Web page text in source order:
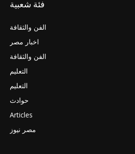
فئة شعبية
الفن والثقافة
اخبار مصر
الفن والثقافة
التعليم
التعليم
حوادث
Articles
مصر نيوز